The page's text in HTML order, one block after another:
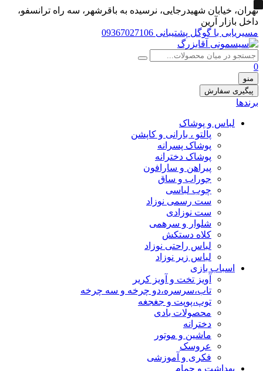
تهران، خيابان شهيدرجايى، نرسیده به باقرشهر، سه راه ترانسفو،
داخل بازار آرین
مسیریابی با گوگل پشتیبانی 09367027106
0
منو
پیگیری سفارش
برندها
لباس و پوشاک
پالتو ، بارانی و کاپشن
پوشاک پسرانه
پوشاک دخترانه
پیراهن و سارافون
جوراب و ساق
چوب لباسی
ست رسمی نوزاد
ست نوزادی
شلوار و سرهمی
کلاه دستکش
لباس راحتی نوزاد
لباس زیر نوزاد
اسباب بازی
آویز تخت و آویز کریر
تاب،سرسره،دو چرخه و سه چرخه
توپ،پوپت و جغجغه
محصولات بادی
دخترانه
ماشین و موتور
عروسک
فکری و آموزشی
بهداشت و حمام